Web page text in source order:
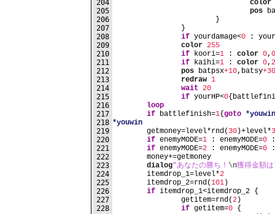
204
205
206
207
208
209
210
211
212
213
214
215
216
217
218
219
220
221
222
223
224
225
226
227
228
color
pos
			}
		}
if yourdamage<0 :
color 255
if koori=1 : color 0, 0
if kaihi=1 : color 0,
pos batpsx+10,batsy+30
redraw 1
wait 20
if yourHP<0
loop
if battlefinish=1{ goto *youwin
*youwin
	getmoney=level*rnd(
30 )+level*
if enemyMODE=1 : enemyMODE=0 :
if enemyMODE=2 : enemyMODE=0 :
	money+=getmoney
dialog"あなたの勝ち！ \n獲得金額
	itemdrop_1=level*
2
	itemdrop_2=rnd(
101 )
if itemdrop_1<itemdrop_2 {
		getitem=rnd(
2 )
if getitem=0 {